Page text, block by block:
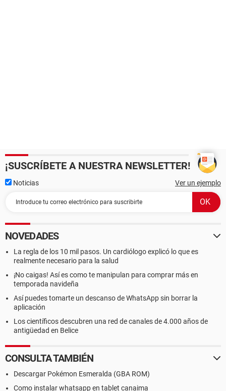
¡SUSCRÍBETE A NUESTRA NEWSLETTER!
Noticias Ver un ejemplo
NOVEDADES
La regla de los 10 mil pasos. Un cardiólogo explicó lo que es
realmente necesario para la salud
¡No caigas! Así es como te manipulan para comprar más en
temporada navideña
Así puedes tomarte un descanso de WhatsApp sin borrar la
aplicación
Los científicos descubren una red de canales de 4.000 años de
antigüedad en Belice
CONSULTA TAMBIÉN
Descargar Pokémon Esmeralda (GBA ROM)
Como instalar whatsapp en tablet canaima